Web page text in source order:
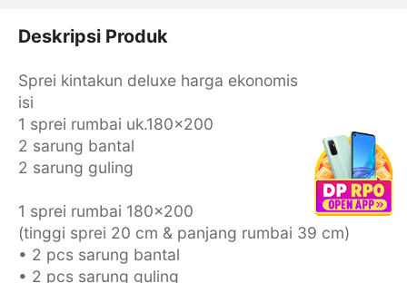
Deskripsi Produk
Sprei kintakun deluxe harga ekonomis
isi
1 sprei rumbai uk.180x200
2 sarung bantal
2 sarung guling
1 sprei rumbai 180x200
(tinggi sprei 20 cm & panjang rumbai 39 cm)
• 2 pcs sarung bantal
• 2 pcs sarung guling